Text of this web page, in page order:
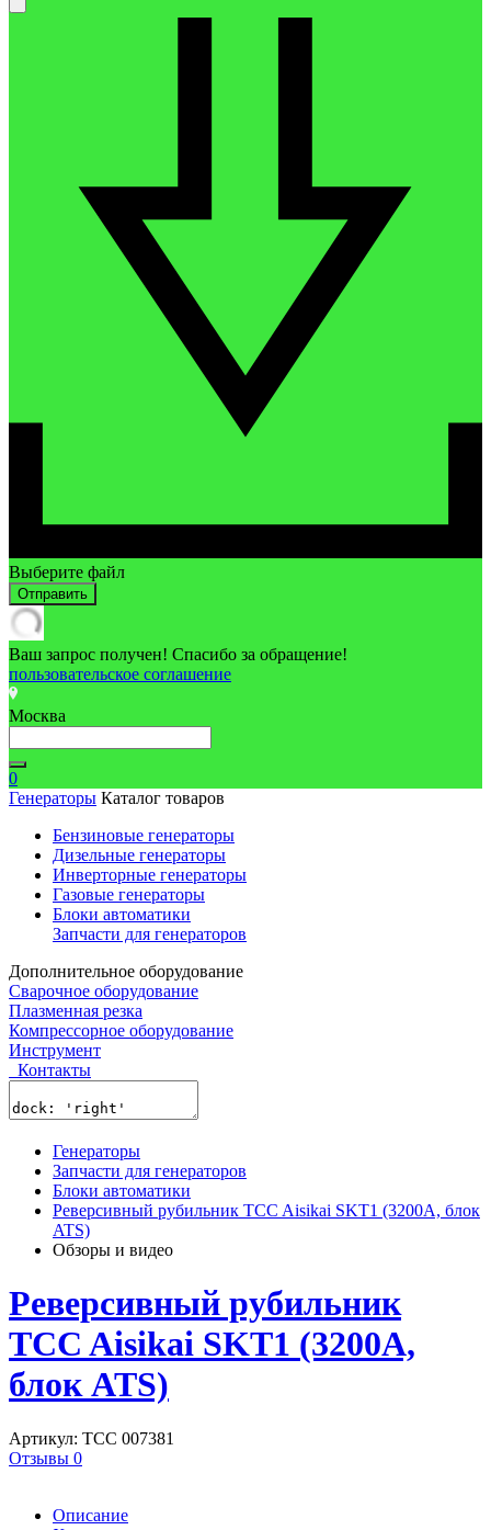
Выберите файл
Отправить
Ваш запрос получен! Спасибо за обращение!
пользовательское соглашение
Москва
0
Генераторы Каталог товаров
Бензиновые генераторы
Дизельные генераторы
Инверторные генераторы
Газовые генераторы
Блоки автоматики
Запчасти для генераторов
Дополнительное оборудование
Сварочное оборудование
Плазменная резка
Компрессорное оборудование
Инструмент
Контакты
Генераторы
Запчасти для генераторов
Блоки автоматики
Реверсивный рубильник TCC Aisikai SKT1 (3200A, блок
ATS)
Обзоры и видео
Реверсивный рубильник
TCC Aisikai SKT1 (3200A,
блок ATS)
Артикул: ТСС 007381
Отзывы 0
Описание